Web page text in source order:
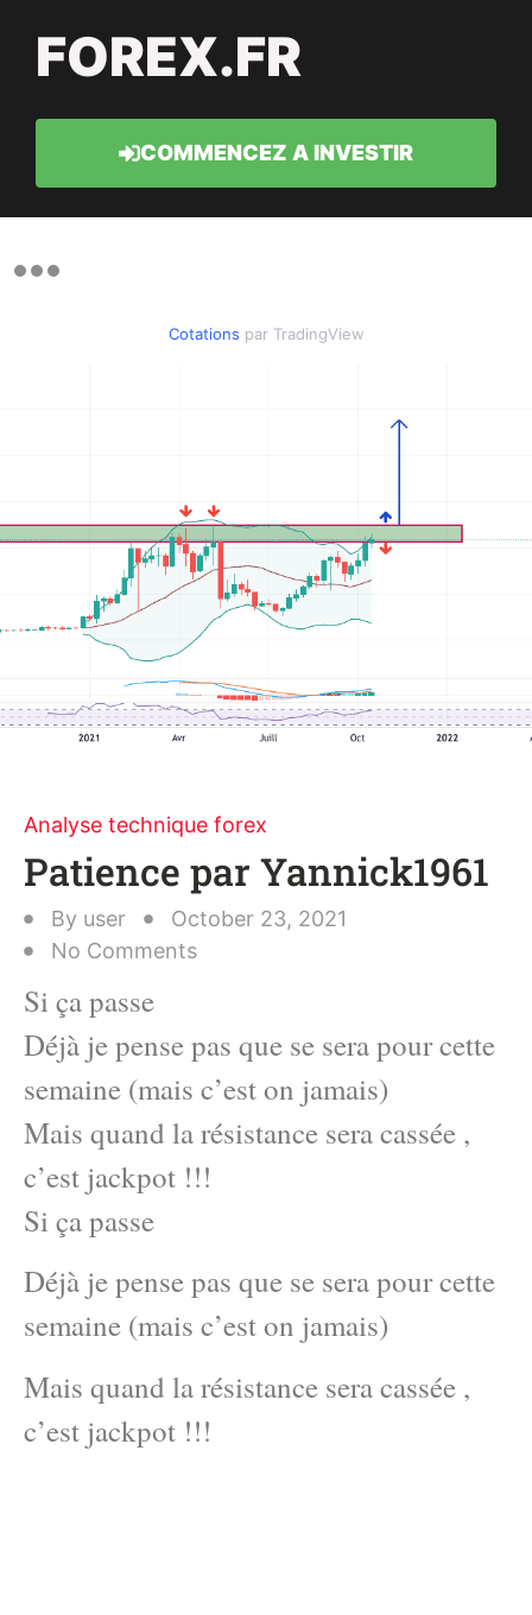
FOREX.FR
COMMENCEZ A INVESTIR
Cotations par TradingView
Analyse technique forex
Patience par Yannick1961
By user
October 23, 2021
No Comments
Si ça passe
Déjà je pense pas que se sera pour cette
semaine (mais c’est on jamais)
Mais quand la résistance sera cassée ,
c’est jackpot !!!
Si ça passe
Déjà je pense pas que se sera pour cette
semaine (mais c’est on jamais)
Mais quand la résistance sera cassée ,
c’est jackpot !!!